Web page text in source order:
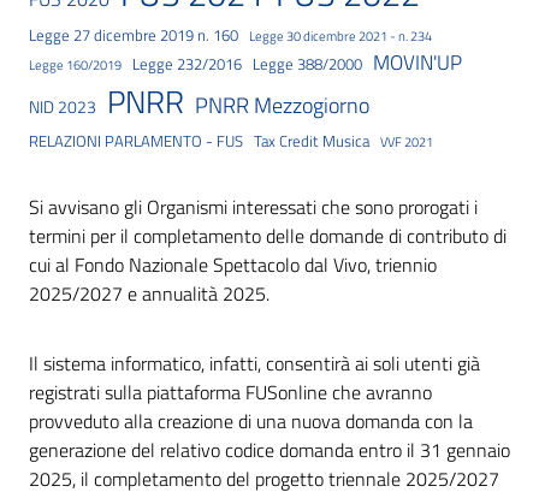
Legge 27 dicembre 2019 n. 160
Legge 30 dicembre 2021 - n. 234
Legge 160/2019
Legge 232/2016 Legge 388/2000 MOVIN'UP
NID 2023 PNRR PNRR Mezzogiorno
RELAZIONI PARLAMENTO - FUS Tax Credit Musica VVF 2021
Si avvisano gli Organismi interessati che sono prorogati i
termini per il completamento delle domande di contributo di
cui al Fondo Nazionale Spettacolo dal Vivo, triennio
2025/2027 e annualità 2025.
Il sistema informatico, infatti, consentirà ai soli utenti già
registrati sulla piattaforma FUSonline che avranno
provveduto alla creazione di una nuova domanda con la
generazione del relativo codice domanda entro il 31 gennaio
2025, il completamento del progetto triennale 2025/2027